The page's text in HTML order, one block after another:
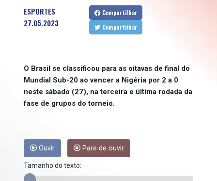
ESPORTES
27.05.2023
Compartilhar
Compartilhar
O Brasil se classificou para as oitavas de final do
Mundial Sub-20 ao vencer a Nigéria por 2 a 0
neste sábado (27), na terceira e última rodada da
fase de grupos do torneio.
Ouvir Pare de ouvir
Tamanho do texto: